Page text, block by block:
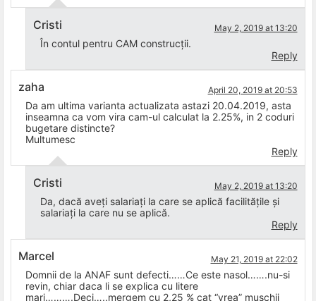
Cristi May 2, 2019 at 13:20
În contul pentru CAM construcții.
Reply
zaha April 20, 2019 at 20:53
Da am ultima varianta actualizata astazi 20.04.2019, asta
inseamna ca vom vira cam-ul calculat la 2.25%, in 2 coduri
bugetare distincte?
Multumesc
Reply
Cristi May 2, 2019 at 13:20
Da, dacă aveți salariați la care se aplică facilitățile și
salariați la care nu se aplică.
Reply
Marcel May 21, 2019 at 22:02
Domnii de la ANAF sunt defecti……Ce este nasol…….nu-si
revin, chiar daca li se explica cu litere
mari……….Deci…..mergem cu 2,25 % cat “vrea” muschii